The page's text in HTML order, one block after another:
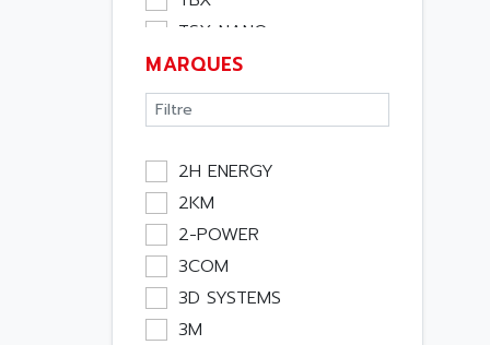
Variateur
Actif
Consommable
Energie
Optoélectronique
Passif
Bureau
Emballage
Informatique
TSX NANO
TSX PREMIUM
ASI
APRIL 5000
XUD
TSX MICRO
MAGELIS
TCCX
CCX17
TELEFAST
MARQUES
2H ENERGY
2KM
2-POWER
3COM
3D SYSTEMS
3M